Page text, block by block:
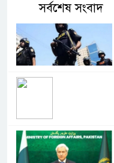
সর্বশেষ সংবাদ